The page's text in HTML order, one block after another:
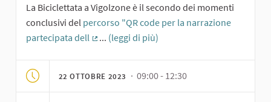
La Biciclettata a Vigolzone è il secondo dei momenti
conclusivi del percorso "QR code per la narrazione
partecipata dell
... (leggi di più)
22 OTTOBRE 2023 · 09:00 - 12:30